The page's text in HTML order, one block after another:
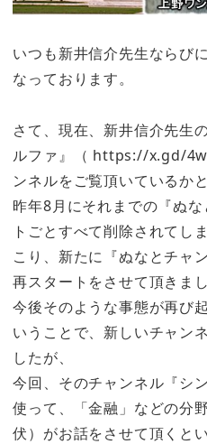
いつも新井信介先生ならび
なっております。
さて、現在、新井信介先生
ルファ』（ https://x.gd/
ンネルをご覧頂いているか
昨年8月にそれまでの『ぬ
トごとすべて削除されてし
こり、新たに『ぬなとチャ
再スタートをさせて頂きまし
今後そのような事態が再び
いうことで、新しいチャン
したが、
今回、そのチャンネル『シ
使って、「金融」などの分
伏）がお話をさせて頂くと